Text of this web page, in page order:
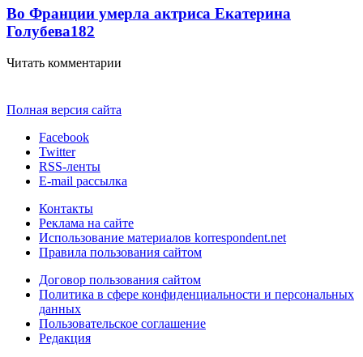
Во Франции умерла актриса Екатерина
Голубева182
Читать комментарии
Полная версия сайта
Facebook
Twitter
RSS-ленты
E-mail рассылка
Контакты
Реклама на сайте
Использование материалов korrespondent.net
Правила пользования сайтом
Договор пользования сайтом
Политика в сфере конфиденциальности и персональных
данных
Пользовательское соглашение
Редакция